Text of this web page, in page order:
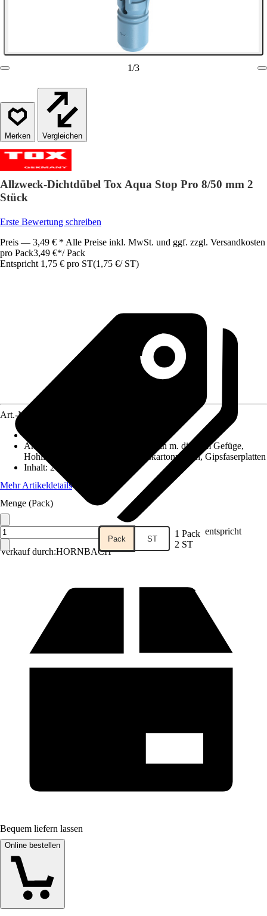
1/3
Vergleichen
Allzweck-Dichtdübel Tox Aqua Stop Pro 8/50 mm 2
Stück
Erste Bewertung schreiben
Preis — 3,49 € * Alle Preise inkl. MwSt. und ggf. zzgl. Versandkosten
pro Pack3,49 €*/ Pack
Entspricht 1,75 € pro ST(1,75 €/ ST)
Verkauf durch:HORNBACH
Art.-Nr.
Anwendungsbereich
Beton, Vollstein m. dichtem Gefüge,
Hohllochziegel, Porenbeton, Gipskartonplatten, Gipsfaserplatten
Inhalt:2 Stück
Mehr Artikeldetails
Menge (Pack)
Pack ST 1 Pack entspricht
2 ST
Bequem liefern lassen
Online bestellen